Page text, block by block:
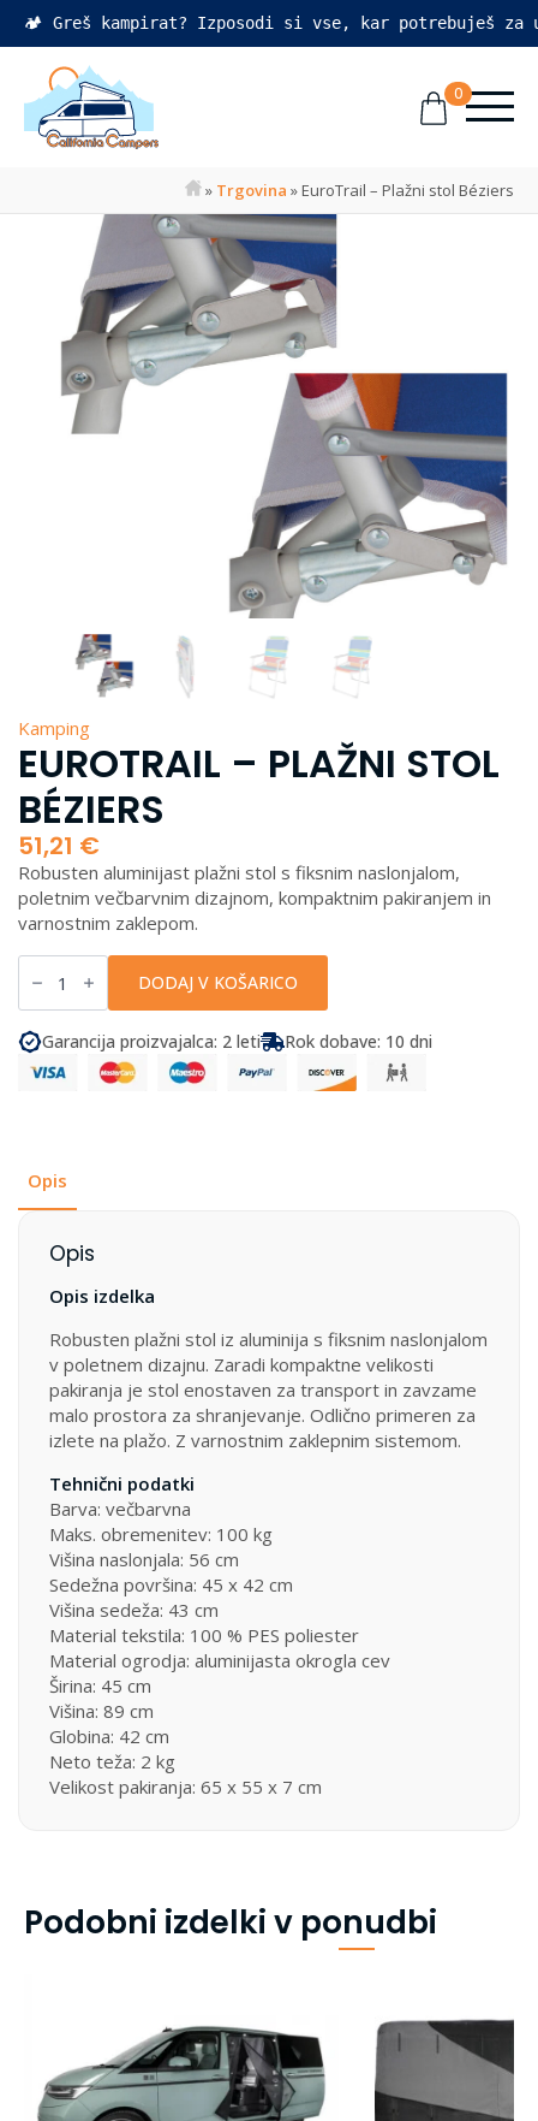
🏕️ Greš kampirat? Izposodi si vse, kar potrebuješ
0
» Trgovina »EuroTrail – Plažni stol Béziers
Kamping
EUROTRAIL – PLAŽNI STOL
BÉZIERS
51,21 €
Robusten aluminijast plažni stol s fiksnim naslonjalom,
poletnim večbarvnim dizajnom, kompaktnim pakiranjem in
varnostnim zaklepom.
EuroTrail
Plažni
stol
Béziers
količina
DODAJ V KOŠARICO
Garancija proizvajalca: 2 leti Rok dobave: 10 dni
Opis
Opis
Opis izdelka
Robusten plažni stol iz aluminija s fiksnim naslonjalom
v poletnem dizajnu. Zaradi kompaktne velikosti
pakiranja je stol enostaven za transport in zavzame
malo prostora za shranjevanje. Odlično primeren za
izlete na plažo. Z varnostnim zaklepnim sistemom.
Tehnični podatki
Barva: večbarvna
Maks. obremenitev: 100 kg
Višina naslonjala: 56 cm
Sedežna površina: 45 x 42 cm
Višina sedeža: 43 cm
Material tekstila: 100 % PES poliester
Material ogrodja: aluminijasta okrogla cev
Širina: 45 cm
Višina: 89 cm
Globina: 42 cm
Neto teža: 2 kg
Velikost pakiranja: 65 x 55 x 7 cm
Podobni izdelki v ponudbi